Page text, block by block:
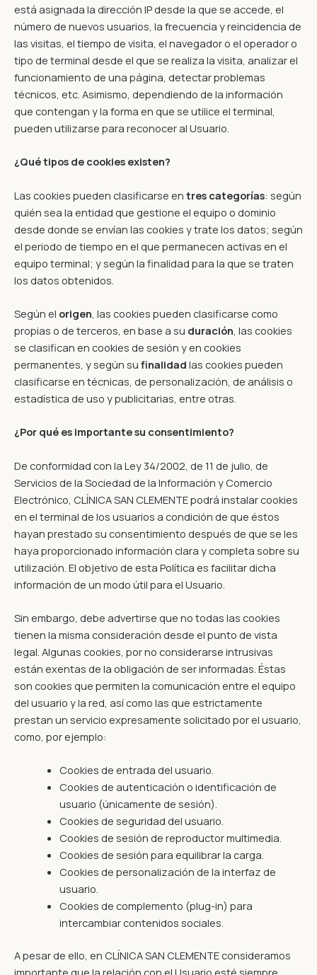
está asignada la dirección IP desde la que se accede, el
número de nuevos usuarios, la frecuencia y reincidencia de
las visitas, el tiempo de visita, el navegador o el operador o
tipo de terminal desde el que se realiza la visita, analizar el
funcionamiento de una página, detectar problemas
técnicos, etc. Asimismo, dependiendo de la información
que contengan y la forma en que se utilice el terminal,
pueden utilizarse para reconocer al Usuario.
¿Qué tipos de cookies existen?
Las cookies pueden clasificarse en tres categorías: según
quién sea la entidad que gestione el equipo o dominio
desde donde se envían las cookies y trate los datos; según
el periodo de tiempo en el que permanecen activas en el
equipo terminal; y según la finalidad para la que se traten
los datos obtenidos.
Según el origen , las cookies pueden clasificarse como
propias o de terceros, en base a su duración , las cookies
se clasifican en cookies de sesión y en cookies
permanentes, y según su finalidad las cookies pueden
clasificarse en técnicas, de personalización, de análisis o
estadística de uso y publicitarias, entre otras.
¿Por qué es importante su consentimiento?
De conformidad con la Ley 34/2002, de 11 de julio, de
Servicios de la Sociedad de la Información y Comercio
Electrónico, CLÍNICA SAN CLEMENTE podrá instalar cookies
en el terminal de los usuarios a condición de que éstos
hayan prestado su consentimiento después de que se les
haya proporcionado información clara y completa sobre su
utilización. El objetivo de esta Política es facilitar dicha
información de un modo útil para el Usuario.
Sin embargo, debe advertirse que no todas las cookies
tienen la misma consideración desde el punto de vista
legal. Algunas cookies, por no considerarse intrusivas
están exentas de la obligación de ser informadas. Éstas
son cookies que permiten la comunicación entre el equipo
del usuario y la red, así como las que estrictamente
prestan un servicio expresamente solicitado por el usuario,
como, por ejemplo:
Cookies de entrada del usuario.
Cookies de autenticación o identificación de
usuario (únicamente de sesión).
Cookies de seguridad del usuario.
Cookies de sesión de reproductor multimedia.
Cookies de sesión para equilibrar la carga.
Cookies de personalización de la interfaz de
usuario.
Cookies de complemento (plug-in) para
intercambiar contenidos sociales.
A pesar de ello, en CLÍNICA SAN CLEMENTE consideramos